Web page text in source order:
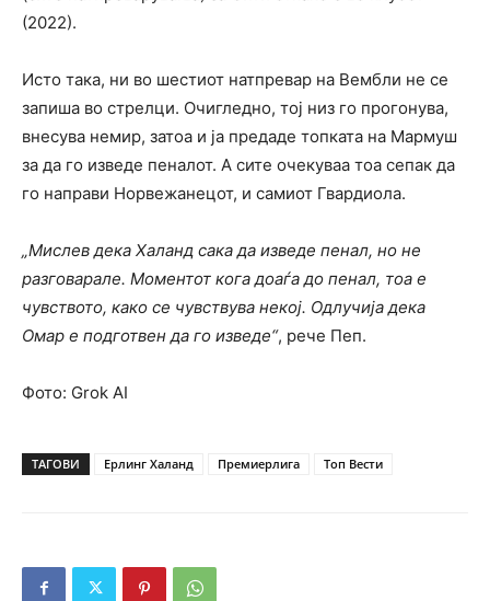
(2022).
Исто така, ни во шестиот натпревар на Вембли не се
запиша во стрелци. Очигледно, тој низ го прогонува,
внесува немир, затоа и ја предаде топката на Мармуш
за да го изведе пеналот. А сите очекуваа тоа сепак да
го направи Норвежанецот, и самиот Гвардиола.
„Мислев дека Халанд сака да изведе пенал, но не
разговарале. Моментот кога доаѓа до пенал, тоа е
чувството, како се чувствува некој. Одлучија дека
Омар е подготвен да го изведе“, рече Пеп.
Фото: Grok AI
ТАГОВИ Ерлинг Хaланд Премиерлига Топ Вести